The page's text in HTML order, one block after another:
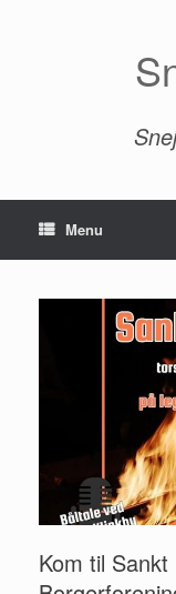
Menu
Kom til